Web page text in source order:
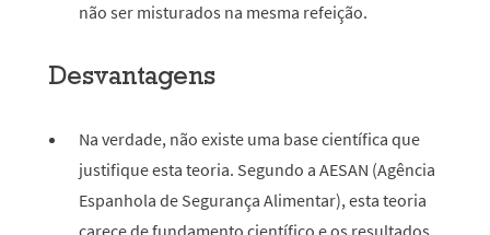
não ser misturados na mesma refeição.
Desvantagens
Na verdade, não existe uma base científica que
justifique esta teoria. Segundo a AESAN (Agência
Espanhola de Segurança Alimentar), esta teoria
carece de fundamento científico e os resultados